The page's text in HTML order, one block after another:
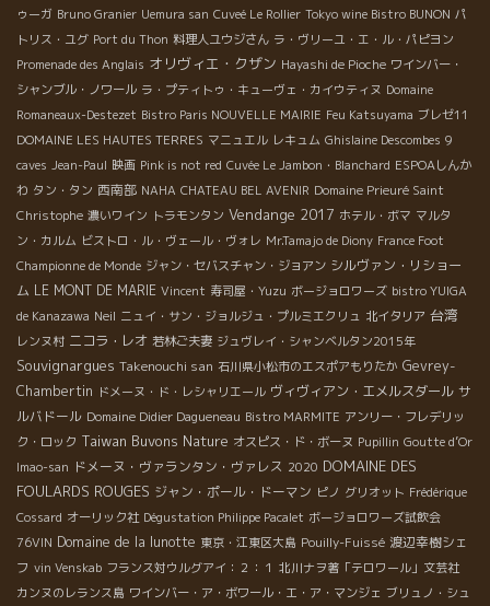
ゥーガ Bruno Granier Uemura san Cuveé Le Rollier Tokyo wine Bistro BUNON パ
トリス・ユグ Port du Thon 料理人ユウジさん ラ・ヴリーユ・エ・ル・パピヨン
Promenade des Anglais オリヴィエ・クザン Hayashi de Pioche ワインバー・
シャンブル・ノワール ラ・プティトゥ・キューヴェ・カイウティヌ Domaine
Romaneaux-Destezet Bistro Paris NOUVELLE MAIRIE Feu Katsuyama ブレゼ11
DOMAINE LES HAUTES TERRES マニュエル レキュム Ghislaine Descombes 9
caves Jean-Paul 映画 Pink is not red Cuvée Le Jambon・Blanchard ESPOAしんか
わ タン・タン 西南部 NAHA CHATEAU BEL AVENIR Domaine Prieuré Saint
Christophe 濃いワイン トラモンタン Vendange 2017 ホテル・ボマ マルタ
ン・カルム ビストロ・ル・ヴェール・ヴォレ Mr.Tamajo de Diony France Foot
Championne de Monde ジャン・セバスチャン・ジョアン シルヴァン・リショー
ム LE MONT DE MARIE Vincent 寿司屋・Yuzu ボージョロワーズ bistro YUIGA
de Kanazawa Neil ニュイ・サン・ジョルジュ・プルミエクリュ 北イタリア 台湾
レンヌ村 ニコラ・レオ 若林ご夫妻 ジュヴレイ・シャンベルタン2015年
Souvignargues Takenouchi san 石川県小松市のエスポアもりたか Gevrey-
Chambertin ドメーヌ・ド・レシャリエール ヴィヴィアン・エメルスダール サ
ルバドール Domaine Didier Dagueneau Bistro MARMITE アンリー・フレデリッ
ク・ロック Taiwan Buvons Nature オスピス・ド・ボーヌ Pupillin Goutte d’Or
Imao-san ドメーヌ・ヴァランタン・ヴァレス 2020 DOMAINE DES
FOULARDS ROUGES ジャン・ポール・ドーマン ピノ グリオット Frédérique
Cossard オーリック社 Dégustation Philippe Pacalet ボージョロワーズ試飲会
76VIN Domaine de la lunotte 東京・江東区大島 Pouilly-Fuissé 渡辺幸樹シェ
フ vin Venskab フランス対ウルグアイ：２：１ 北川ナヲ著「テロワール」文芸社
カンヌのレランス島 ワインバー・ア・ボワール・エ・ア・マンジェ ブリュノ・シュ